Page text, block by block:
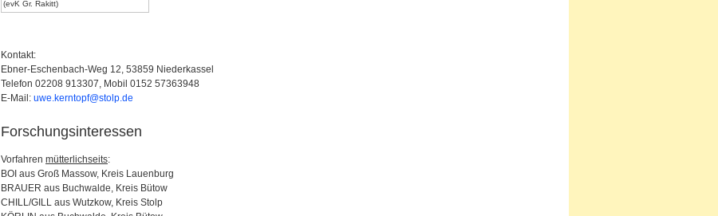
(evK Gr. Rakitt)
Kontakt:
Ebner-Eschenbach-Weg 12, 53859 Niederkassel
Telefon 02208 913307, Mobil 0152 57363948
E-Mail: uwe.kerntopf@stolp.de
Forschungsinteressen
Vorfahren mütterlichseits:
BOI aus Groß Massow, Kreis Lauenburg
BRAUER aus Buchwalde, Kreis Bütow
CHILL/GILL aus Wutzkow, Kreis Stolp